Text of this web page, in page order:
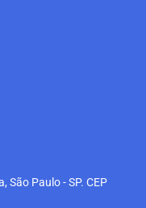
São Paulo - SP. CEP